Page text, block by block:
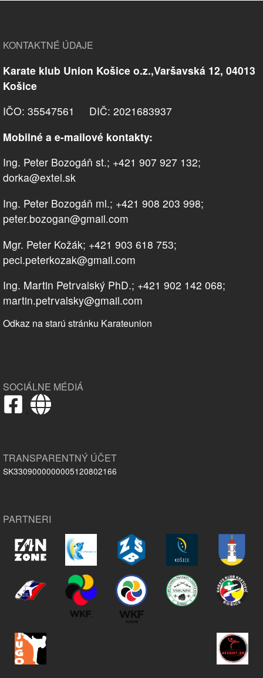
KONTAKTNÉ ÚDAJE
Karate klub Union Košice o.z.,Varšavská 12, 04013
Košice
IČO: 35547561 DIČ: 2021683937
Mobilné a e-mailové kontakty:
Ing. Peter Bozogáň st.; +421 907 927 132;
dorka@extel.sk
Ing. Peter Bozogáň ml.; +421 908 203 998;
peter.bozogan@gmail.com
Mgr. Peter Kožák; +421 903 618 753;
peci.peterkozak@gmail.com
Ing. Martin Petrvalský PhD.; +421 902 142 068;
martin.petrvalsky@gmail.com
Odkaz na starú stránku Karateunion
SOCIÁLNE MÉDIÁ
,
TRANSPARENTNÝ ÚČET
SK3309000000005120802166
PARTNERI